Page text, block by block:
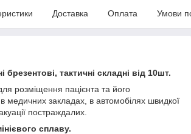
Доставка Оплата Умови
брезентові, тактичні складні від 10шт.
розміщення пацієнта та його
медичних закладах, в автомобілях швидкої
постраждалих.
сплаву.